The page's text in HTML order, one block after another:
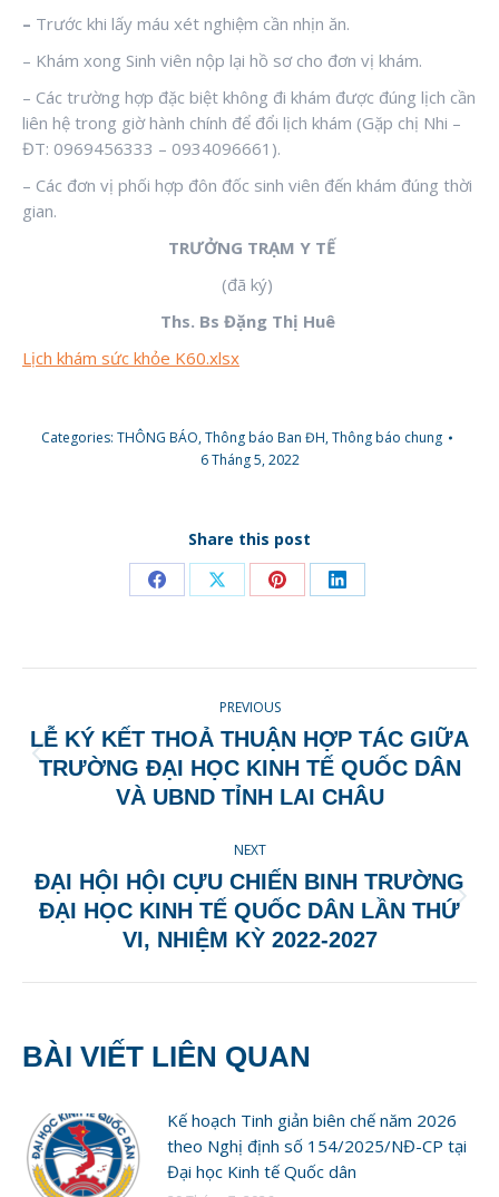
– Trước khi lấy máu xét nghiệm cần nhịn ăn.
– Khám xong Sinh viên nộp lại hồ sơ cho đơn vị khám.
– Các trường hợp đặc biệt không đi khám được đúng lịch cần
liên hệ trong giờ hành chính để đổi lịch khám (Gặp chị Nhi –
ĐT: 0969456333 – 0934096661).
– Các đơn vị phối hợp đôn đốc sinh viên đến khám đúng thời
gian.
TRƯỞNG TRẠM Y TẾ
(đã ký)
Ths. Bs Đặng Thị Huê
Lịch khám sức khỏe K60.xlsx
Categories: THÔNG BÁO,Thông báo Ban ĐH,Thông báo chung
6 Tháng 5, 2022
Share this post
Share Share Share Share
NAVIGATION
PREVIOUS
Previous
post:
LỄ KÝ KẾT THOẢ THUẬN HỢP TÁC GIỮA
TRƯỜNG ĐẠI HỌC KINH TẾ QUỐC DÂN
VÀ UBND TỈNH LAI CHÂU
NEXT
Next
post:
ĐẠI HỘI HỘI CỰU CHIẾN BINH TRƯỜNG
ĐẠI HỌC KINH TẾ QUỐC DÂN LẦN THỨ
VI, NHIỆM KỲ 2022-2027
BÀI VIẾT LIÊN QUAN
Kế hoạch Tinh giản biên chế năm 2026
theo Nghị định số 154/2025/NĐ-CP tại
Đại học Kinh tế Quốc dân